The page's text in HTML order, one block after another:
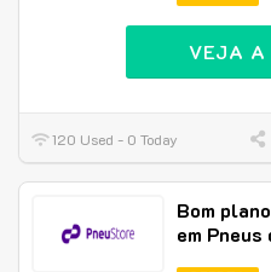
VEJA A
120 Used - 0 Today
Bom
em Pneus